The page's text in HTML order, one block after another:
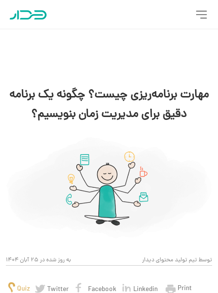
مهارت برنامه‌ریزی چیست؟ چگونه یک برنامه
دقیق برای مدیریت زمان بنویسیم؟
به روز شده در 25 آبان 1404 توسط تیم تولید محتوای دیدار
Quiz Twitter Facebook Linkedin Print